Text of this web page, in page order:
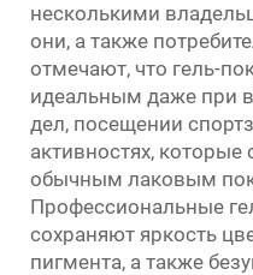
несколькими
они, а также
отмечают, что гель-
идеальным даже при
дел, посещении
активностях,
обычным лаковым
Профессиональные
сохраняют яркость
пигмента, а также